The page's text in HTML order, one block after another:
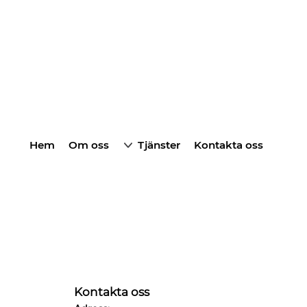
Hem Om oss Tjänster Kontakta oss
Kontakta oss